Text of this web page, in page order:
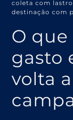
coleta com
destinação com
O
gasto
volta